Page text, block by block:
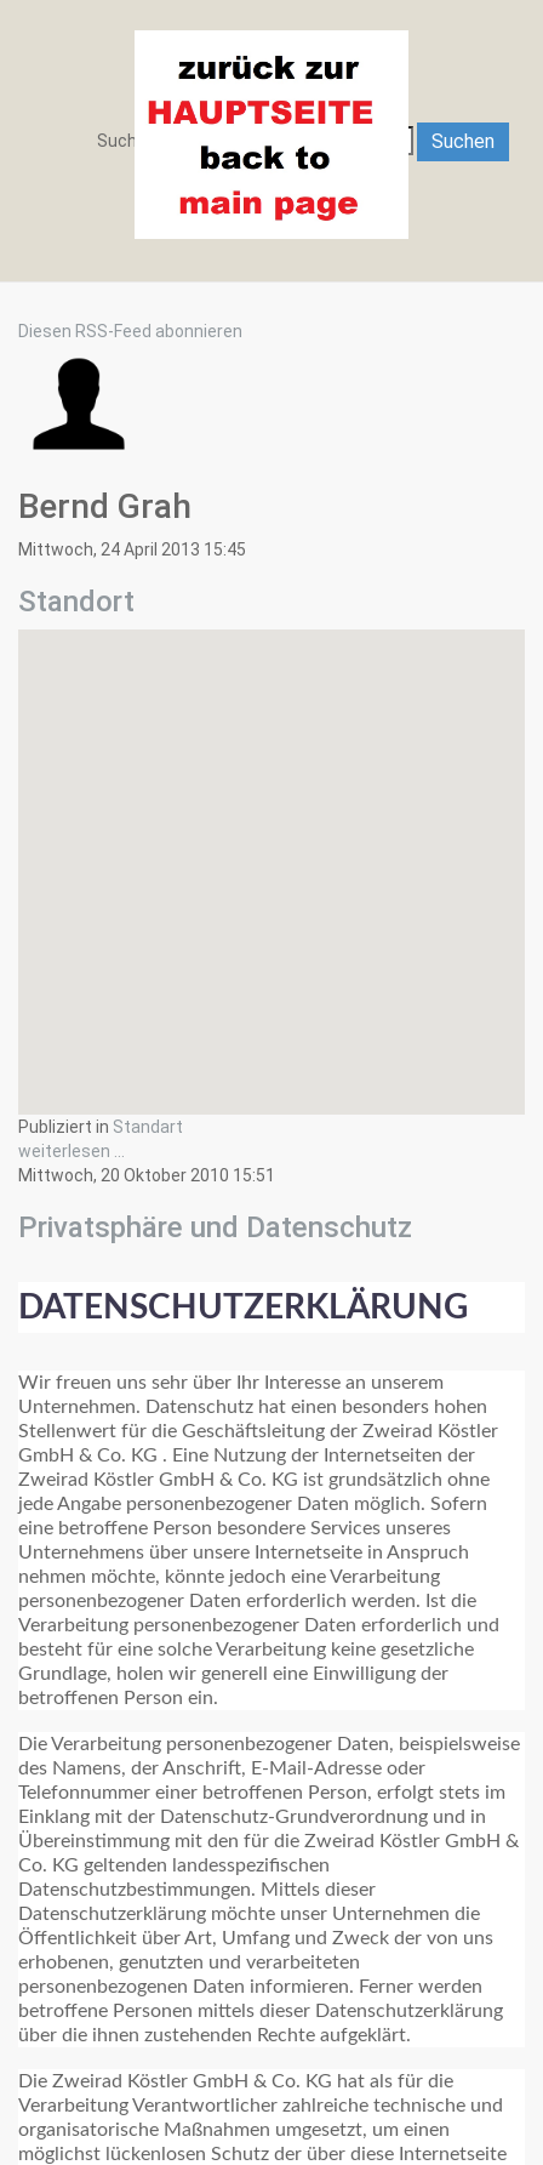
Search
Suchen ... Suchen
Diesen RSS-Feed abonnieren
Bernd Grah
Mittwoch, 24 April 2013 15:45
Standort
Publiziert in Standart
weiterlesen ...
Mittwoch, 20 Oktober 2010 15:51
Privatsphäre und Datenschutz
DATENSCHUTZERKLÄRUNG
Wir freuen uns sehr über Ihr Interesse an unserem
Unternehmen. Datenschutz hat einen besonders hohen
Stellenwert für die Geschäftsleitung der Zweirad Köstler
GmbH & Co. KG . Eine Nutzung der Internetseiten der
Zweirad Köstler GmbH & Co. KG ist grundsätzlich ohne
jede Angabe personenbezogener Daten möglich. Sofern
eine betroffene Person besondere Services unseres
Unternehmens über unsere Internetseite in Anspruch
nehmen möchte, könnte jedoch eine Verarbeitung
personenbezogener Daten erforderlich werden. Ist die
Verarbeitung personenbezogener Daten erforderlich und
besteht für eine solche Verarbeitung keine gesetzliche
Grundlage, holen wir generell eine Einwilligung der
betroffenen Person ein.
Die Verarbeitung personenbezogener Daten, beispielsweise
des Namens, der Anschrift, E-Mail-Adresse oder
Telefonnummer einer betroffenen Person, erfolgt stets im
Einklang mit der Datenschutz-Grundverordnung und in
Übereinstimmung mit den für die Zweirad Köstler GmbH &
Co. KG geltenden landesspezifischen
Datenschutzbestimmungen. Mittels dieser
Datenschutzerklärung möchte unser Unternehmen die
Öffentlichkeit über Art, Umfang und Zweck der von uns
erhobenen, genutzten und verarbeiteten
personenbezogenen Daten informieren. Ferner werden
betroffene Personen mittels dieser Datenschutzerklärung
über die ihnen zustehenden Rechte aufgeklärt.
Die Zweirad Köstler GmbH & Co. KG hat als für die
Verarbeitung Verantwortlicher zahlreiche technische und
organisatorische Maßnahmen umgesetzt, um einen
möglichst lückenlosen Schutz der über diese Internetseite